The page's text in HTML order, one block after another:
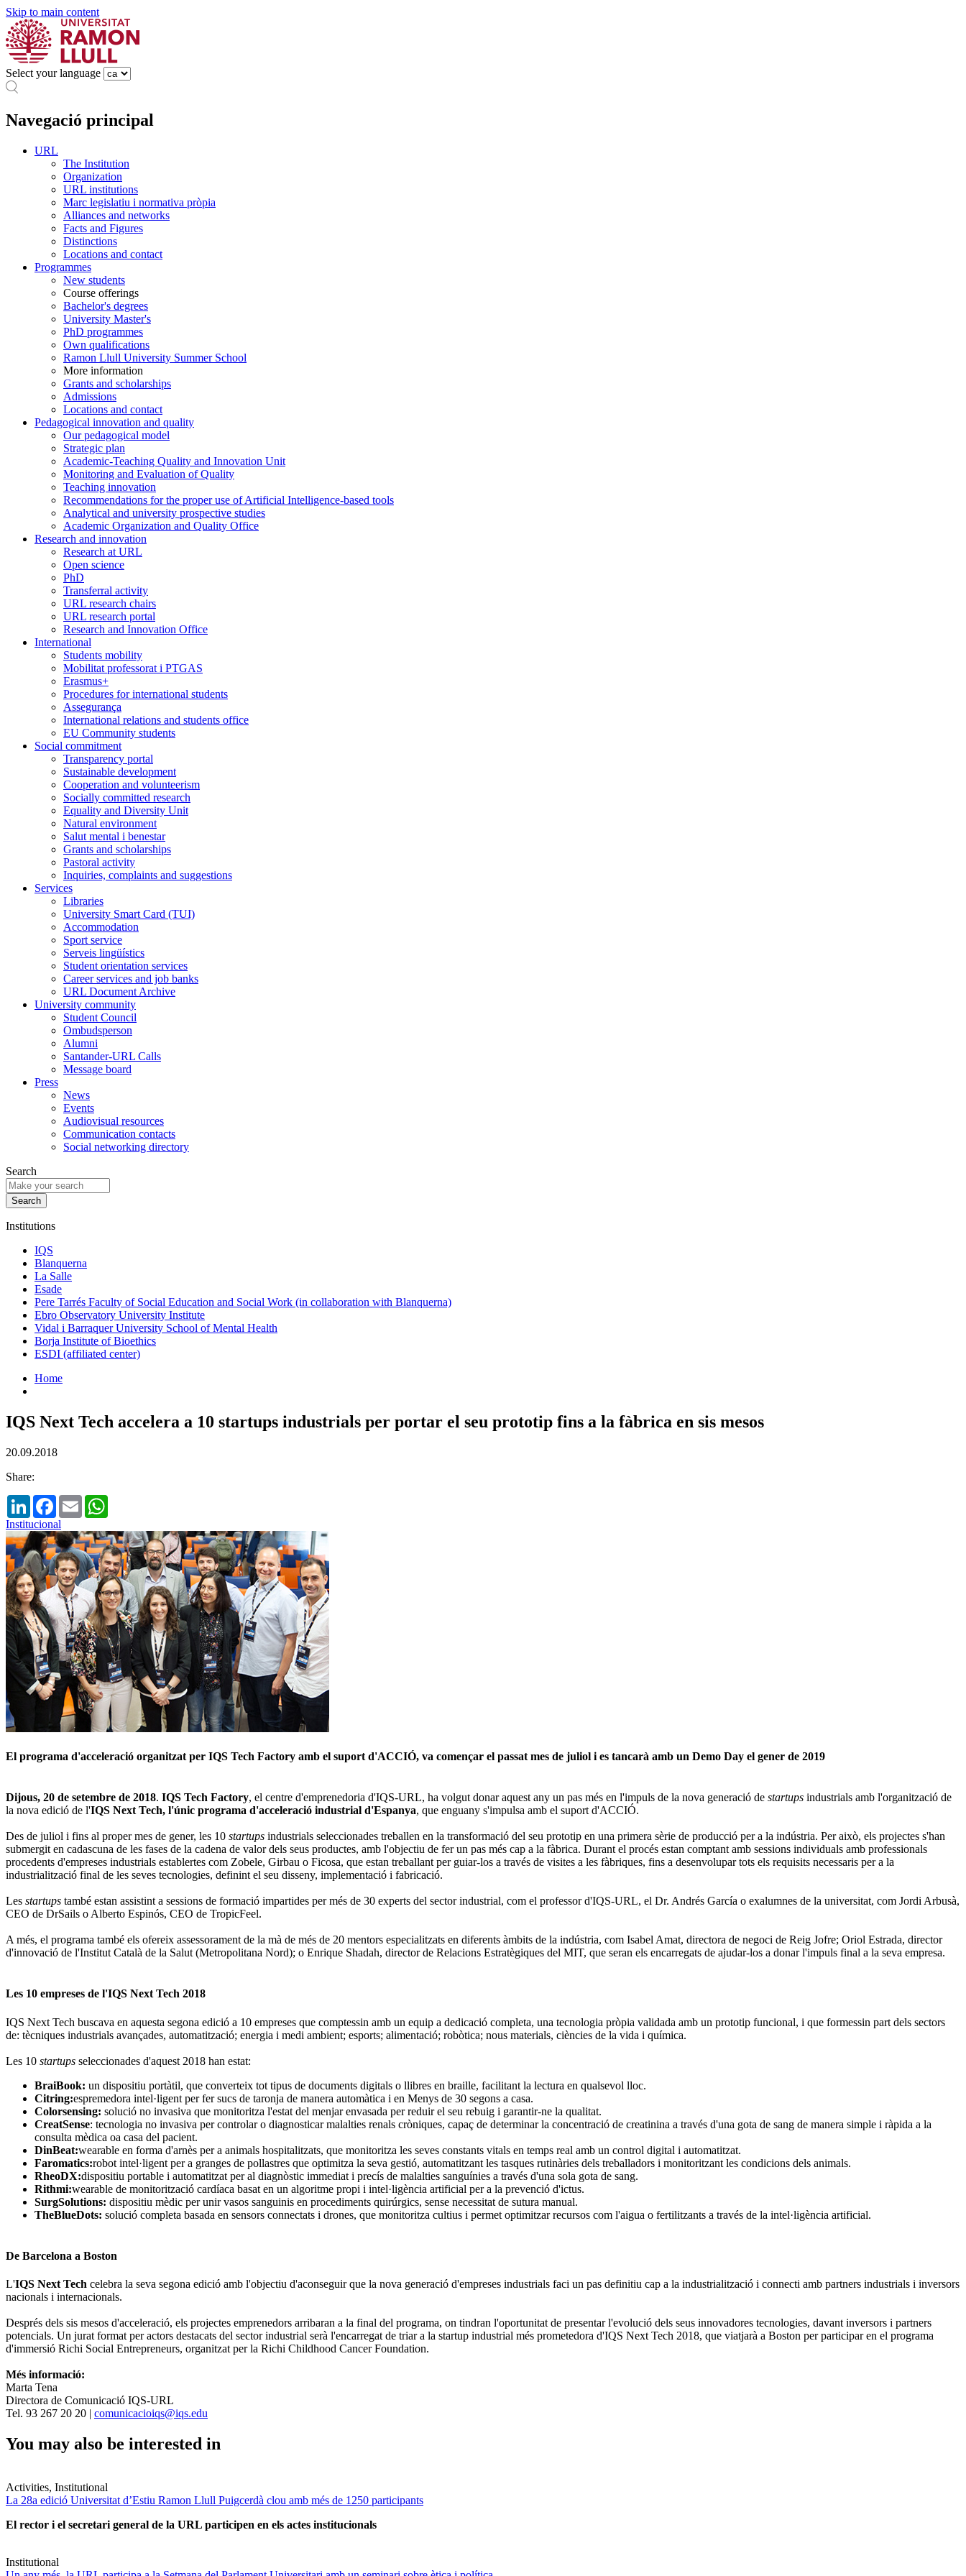
Skip to main content
Select your language
Navegació principal
URL
The Institution
Organization
URL institutions
Marc legislatiu i normativa pròpia
Alliances and networks
Facts and Figures
Distinctions
Locations and contact
Programmes
New students
Course offerings
Bachelor's degrees
University Master's
PhD programmes
Own qualifications
Ramon Llull University Summer School
More information
Grants and scholarships
Admissions
Locations and contact
Pedagogical innovation and quality
Our pedagogical model
Strategic plan
Academic-Teaching Quality and Innovation Unit
Monitoring and Evaluation of Quality
Teaching innovation
Recommendations for the proper use of Artificial Intelligence-based tools
Analytical and university prospective studies
Academic Organization and Quality Office
Research and innovation
Research at URL
Open science
PhD
Transferral activity
URL research chairs
URL research portal
Research and Innovation Office
International
Students mobility
Mobilitat professorat i PTGAS
Erasmus+
Procedures for international students
Assegurança
International relations and students office
EU Community students
Social commitment
Transparency portal
Sustainable development
Cooperation and volunteerism
Socially committed research
Equality and Diversity Unit
Natural environment
Salut mental i benestar
Grants and scholarships
Pastoral activity
Inquiries, complaints and suggestions
Services
Libraries
University Smart Card (TUI)
Accommodation
Sport service
Serveis lingüístics
Student orientation services
Career services and job banks
URL Document Archive
University community
Student Council
Ombudsperson
Alumni
Santander-URL Calls
Message board
Press
News
Events
Audiovisual resources
Communication contacts
Social networking directory
Search
Institutions
IQS
Blanquerna
La Salle
Esade
Pere Tarrés Faculty of Social Education and Social Work (in collaboration with Blanquerna)
Ebro Observatory University Institute
Vidal i Barraquer University School of Mental Health
Borja Institute of Bioethics
ESDI (affiliated center)
Home
IQS Next Tech accelera a 10 startups industrials per portar el seu prototip fins a la fàbrica en sis mesos
20.09.2018
Share:
LinkedInFacebook
Email
Institucional
El programa d'acceleració organitzat per IQS Tech Factory amb el suport d'ACCIÓ, va començar el passat mes de juliol i es tancarà amb un Demo Day el gener de 2019
Dijous, 20 de setembre de 2018. IQS Tech Factory, el centre d'emprenedoria d'IQS-URL, ha volgut donar aquest any un pas més en l'impuls de la nova generació de startups industrials amb l'organització de
la nova edició de l'IQS Next Tech, l'únic programa d'acceleració industrial d'Espanya, que enguany s'impulsa amb el suport d'ACCIÓ.
Des de juliol i fins al proper mes de gener, les 10 startups industrials seleccionades treballen en la transformació del seu prototip en una primera sèrie de producció per a la indústria. Per això, els projectes s'han
submergit en cadascuna de les fases de la cadena de valor dels seus productes, amb l'objectiu de fer un pas més cap a la fàbrica. Durant el procés estan comptant amb sessions individuals amb professionals
procedents d'empreses industrials establertes com Zobele, Girbau o Ficosa, que estan treballant per guiar-los a través de visites a les fàbriques, fins a desenvolupar tots els requisits necessaris per a la
industrialització final de les seves tecnologies, definint el seu disseny, implementació i fabricació.
Les startups també estan assistint a sessions de formació impartides per més de 30 experts del sector industrial, com el professor d'IQS-URL, el Dr. Andrés García o exalumnes de la universitat, com Jordi Arbusà,
CEO de DrSails o Alberto Espinós, CEO de TropicFeel.
A més, el programa també els ofereix assessorament de la mà de més de 20 mentors especialitzats en diferents àmbits de la indústria, com Isabel Amat, directora de negoci de Reig Jofre; Oriol Estrada, director
d'innovació de l'Institut Català de la Salut (Metropolitana Nord); o Enrique Shadah, director de Relacions Estratègiques del MIT, que seran els encarregats de ajudar-los a donar l'impuls final a la seva empresa.
Les 10 empreses de l'IQS Next Tech 2018
IQS Next Tech buscava en aquesta segona edició a 10 empreses que comptessin amb un equip a dedicació completa, una tecnologia pròpia validada amb un prototip funcional, i que formessin part dels sectors
de: tècniques industrials avançades, automatització; energia i medi ambient; esports; alimentació; robòtica; nous materials, ciències de la vida i química.
Les 10 startups seleccionades d'aquest 2018 han estat:
BraiBook: un dispositiu portàtil, que converteix tot tipus de documents digitals o llibres en braille, facilitant la lectura en qualsevol lloc.
Citring:espremedora intel·ligent per fer sucs de taronja de manera automàtica i en Menys de 30 segons a casa.
Colorsensing: solució no invasiva que monitoritza l'estat del menjar envasada per reduir el seu rebuig i garantir-ne la qualitat.
CreatSense: tecnologia no invasiva per controlar o diagnosticar malalties renals cròniques, capaç de determinar la concentració de creatinina a través d'una gota de sang de manera simple i ràpida a la
consulta mèdica oa casa del pacient.
DinBeat:wearable en forma d'arnès per a animals hospitalitzats, que monitoritza les seves constants vitals en temps real amb un control digital i automatitzat.
Faromatics:robot intel·ligent per a granges de pollastres que optimitza la seva gestió, automatitzant les tasques rutinàries dels treballadors i monitoritzant les condicions dels animals.
RheoDX:dispositiu portable i automatitzat per al diagnòstic immediat i precís de malalties sanguínies a través d'una sola gota de sang.
Rithmi:wearable de monitorització cardíaca basat en un algoritme propi i intel·ligència artificial per a la prevenció d'ictus.
SurgSolutions: dispositiu mèdic per unir vasos sanguinis en procediments quirúrgics, sense necessitat de sutura manual.
TheBlueDots: solució completa basada en sensors connectats i drones, que monitoritza cultius i permet optimitzar recursos com l'aigua o fertilitzants a través de la intel·ligència artificial.
De Barcelona a Boston
L'IQS Next Tech celebra la seva segona edició amb l'objectiu d'aconseguir que la nova generació d'empreses industrials faci un pas definitiu cap a la industrialització i connecti amb partners industrials i inversors
nacionals i internacionals.
Després dels sis mesos d'acceleració, els projectes emprenedors arribaran a la final del programa, on tindran l'oportunitat de presentar l'evolució dels seus innovadores tecnologies, davant inversors i partners
potencials. Un jurat format per actors destacats del sector industrial serà l'encarregat de triar a la startup industrial més prometedora d'IQS Next Tech 2018, que viatjarà a Boston per participar en el programa
d'immersió Richi Social Entrepreneurs, organitzat per la Richi Childhood Cancer Foundation.
Més informació:
Marta Tena
Directora de Comunicació IQS-URL
Tel. 93 267 20 20 | comunicacioiqs@iqs.edu
You may also be interested in
Activities, Institutional
La 28a edició Universitat d’Estiu Ramon Llull Puigcerdà clou amb més de 1250 participants
El rector i el secretari general de la URL participen en els actes institucionals
Institutional